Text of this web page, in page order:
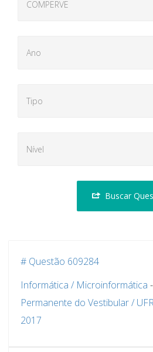
Buscar
# Questão 609284
Informática / Microinformática -
Permanente do Vestibular /
2017